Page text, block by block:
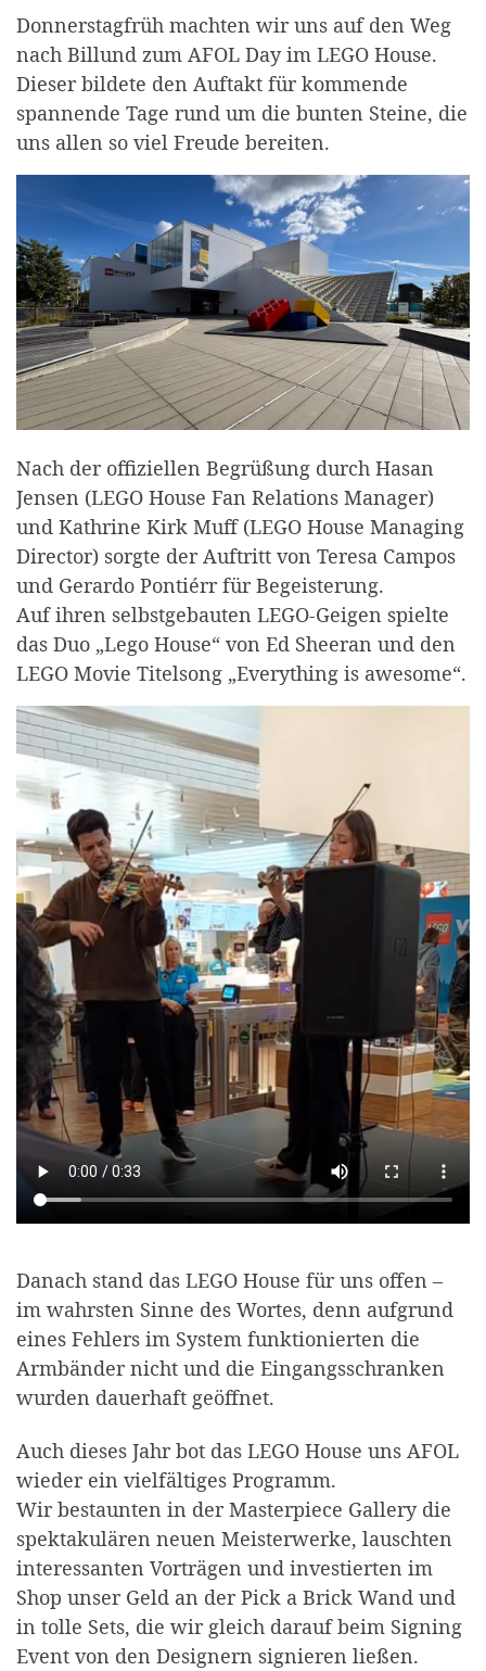
Donnerstagfrüh machten wir uns auf den Weg
nach Billund zum AFOL Day im LEGO House.
Dieser bildete den Auftakt für kommende
spannende Tage rund um die bunten Steine, die
uns allen so viel Freude bereiten.
Nach der offiziellen Begrüßung durch Hasan
Jensen (LEGO House Fan Relations Manager)
und Kathrine Kirk Muff (LEGO House Managing
Director) sorgte der Auftritt von Teresa Campos
und Gerardo Pontiérr für Begeisterung.
Auf ihren selbstgebauten LEGO-Geigen spielte
das Duo „Lego House“ von Ed Sheeran und den
LEGO Movie Titelsong „Everything is awesome“.
Danach stand das LEGO House für uns offen –
im wahrsten Sinne des Wortes, denn aufgrund
eines Fehlers im System funktionierten die
Armbänder nicht und die Eingangsschranken
wurden dauerhaft geöffnet.
Auch dieses Jahr bot das LEGO House uns AFOL
wieder ein vielfältiges Programm.
Wir bestaunten in der Masterpiece Gallery die
spektakulären neuen Meisterwerke, lauschten
interessanten Vorträgen und investierten im
Shop unser Geld an der Pick a Brick Wand und
in tolle Sets, die wir gleich darauf beim Signing
Event von den Designern signieren ließen.